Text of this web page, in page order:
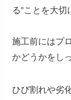
る”ことを大切
施工前にはプ
かどうかをし
ひび割れや劣